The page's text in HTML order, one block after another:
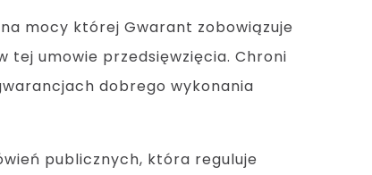
mocy której Gwarant zobowiązuje
tej umowie przedsięwzięcia. Chroni
dobrego wykonania
publicznych, która reguluje